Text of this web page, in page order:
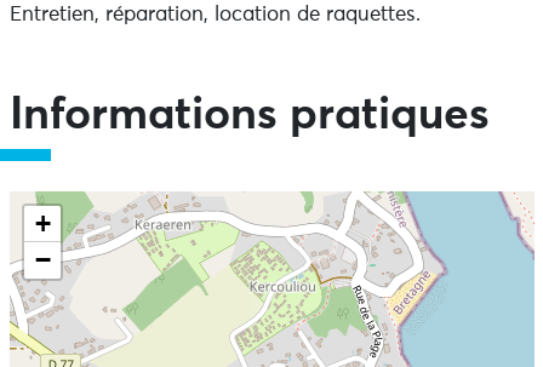
Entretien, réparation, location de raquettes.
Informations pratiques
+
−